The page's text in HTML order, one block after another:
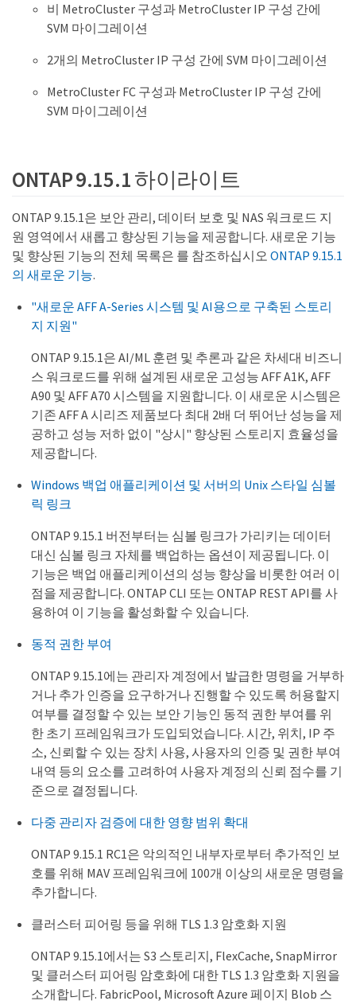
비 MetroCluster 구성과 MetroCluster IP 구성 간에
SVM 마이그레이션
2개의 MetroCluster IP 구성 간에 SVM 마이그레이션
MetroCluster FC 구성과 MetroCluster IP 구성 간에
SVM 마이그레이션
ONTAP 9.15.1 하이라이트
ONTAP 9.15.1은 보안 관리, 데이터 보호 및 NAS 워크로드 지
원 영역에서 새롭고 향상된 기능을 제공합니다. 새로운 기능
및 향상된 기능의 전체 목록은 를 참조하십시오 ONTAP 9.15.1
의 새로운 기능.
"새로운 AFF A-Series 시스템 및 AI용으로 구축된 스토리
지 지원"
ONTAP 9.15.1은 AI/ML 훈련 및 추론과 같은 차세대 비즈니
스 워크로드를 위해 설계된 새로운 고성능 AFF A1K, AFF
A90 및 AFF A70 시스템을 지원합니다. 이 새로운 시스템은
기존 AFF A 시리즈 제품보다 최대 2배 더 뛰어난 성능을 제
공하고 성능 저하 없이 "상시" 향상된 스토리지 효율성을
제공합니다.
Windows 백업 애플리케이션 및 서버의 Unix 스타일 심볼
릭 링크
ONTAP 9.15.1 버전부터는 심볼 링크가 가리키는 데이터
대신 심볼 링크 자체를 백업하는 옵션이 제공됩니다. 이
기능은 백업 애플리케이션의 성능 향상을 비롯한 여러 이
점을 제공합니다. ONTAP CLI 또는 ONTAP REST API를 사
용하여 이 기능을 활성화할 수 있습니다.
동적 권한 부여
ONTAP 9.15.1에는 관리자 계정에서 발급한 명령을 거부하
거나 추가 인증을 요구하거나 진행할 수 있도록 허용할지
여부를 결정할 수 있는 보안 기능인 동적 권한 부여를 위
한 초기 프레임워크가 도입되었습니다. 시간, 위치, IP 주
소, 신뢰할 수 있는 장치 사용, 사용자의 인증 및 권한 부여
내역 등의 요소를 고려하여 사용자 계정의 신뢰 점수를 기
준으로 결정됩니다.
다중 관리자 검증에 대한 영향 범위 확대
ONTAP 9.15.1 RC1은 악의적인 내부자로부터 추가적인 보
호를 위해 MAV 프레임워크에 100개 이상의 새로운 명령을
추가합니다.
클러스터 피어링 등을 위해 TLS 1.3 암호화 지원
ONTAP 9.15.1에서는 S3 스토리지, FlexCache, SnapMirror
및 클러스터 피어링 암호화에 대한 TLS 1.3 암호화 지원을
소개합니다. FabricPool, Microsoft Azure 페이지 Blob 스